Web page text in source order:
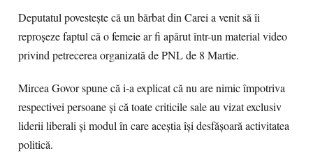
Deputatul povestește că un bărbat din Carei a venit să îi
reproșeze faptul că o femeie ar fi apărut într-un material video
privind petrecerea organizată de PNL de 8 Martie.
Mircea Govor spune că i-a explicat că nu are nimic împotriva
respectivei persoane și că toate criticile sale au vizat exclusiv
liderii liberali și modul în care aceștia își desfășoară activitatea
politică.